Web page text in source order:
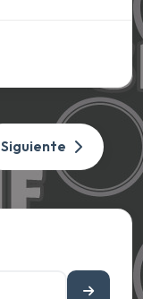
Siguiente